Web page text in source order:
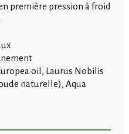
première pression à froid
oil, Laurus Nobilis
naturelle), Aqua